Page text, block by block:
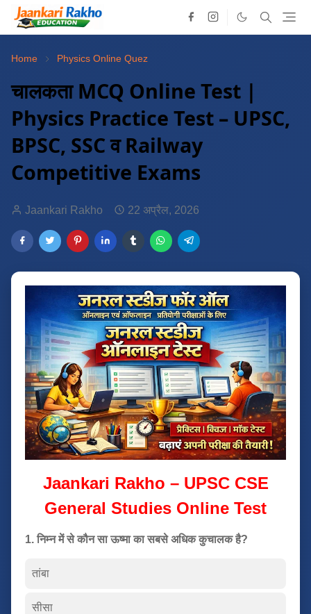
Home Physics Online Quez
चालकता MCQ Online Test |
Physics Practice Test – UPSC,
BPSC, SSC व Railway
Competitive Exams
Jaankari Rakho 22 अप्रैल, 2026
Jaankari Rakho – UPSC CSE
General Studies Online Test
1. निम्न में से कौन सा ऊष्मा का सबसे अधिक कुचालक है?
तांबा
सीसा